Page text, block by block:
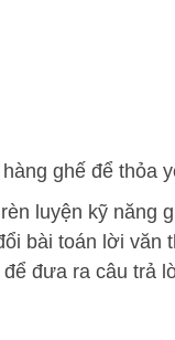
ghế để thỏa
luyện kỹ năng
bài toán lời văn
đưa ra câu trả